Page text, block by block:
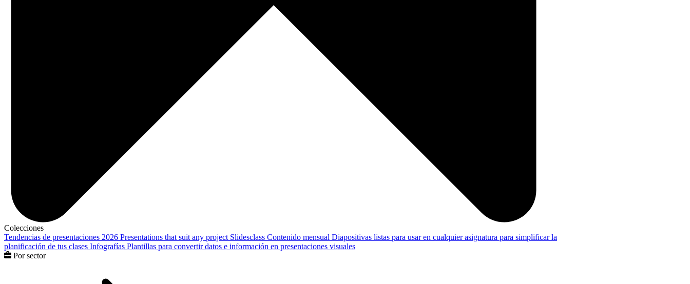
Colecciones
Tendencias de presentaciones 2026 Presentations that suit any project Slidesclass Contenido mensual Diapositivas listas para usar en cualquier asignatura para simplificar la
planificación de tus clases Infografías Plantillas para convertir datos e información en presentaciones visuales
Por sector